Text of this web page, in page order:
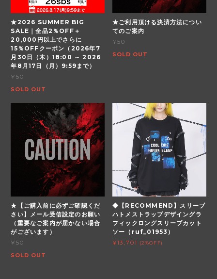
★2026 SUMMER BIG
SALE｜全品2％OFF＋
20,000円以上でさらに
15％OFFクーポン（2026年7
月30日（木）18:00 ～ 2026
年8月17日（月）9:59まで）
¥50
SOLD OUT
★ご利用頂ける決済方法につい
てのご案内
¥50
SOLD OUT
★【ご購入前に必ずご確認くだ
さい】メール受信設定のお願い
（重要なご案内が届かない場合
がございます）
¥50
SOLD OUT
◆【RECOMMEND】スリーブ
ハトメストラップデザイングラ
フィックロングスリーブカット
ソー（ruf_01953）
¥13,701
(2%OFF)